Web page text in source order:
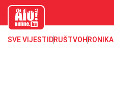
aloonline.b
SVE VIJESTI DRUŠTVOHRONIKA